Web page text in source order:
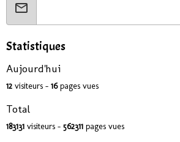
Statistiques
Aujourd'hui
12 visiteurs - 16pages vues
Total
183131 visiteurs - 562311 pages vues